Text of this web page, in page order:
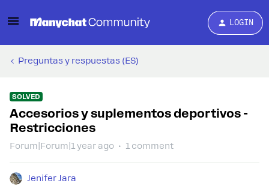
LOGIN
Preguntas y respuestas (ES)
SOLVED
Accesorios y suplementos deportivos -
Restricciones
Forum|Forum|1 year ago 1 comment
Jenifer Jara